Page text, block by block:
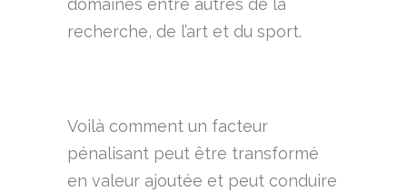
domaines entre autres de la
recherche, de l’art et du sport.
Voilà comment un facteur
pénalisant peut être transformé
en valeur ajoutée et peut conduire